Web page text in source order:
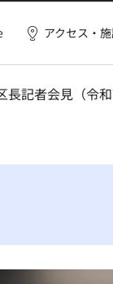
アクセス・
長記者会見（令和